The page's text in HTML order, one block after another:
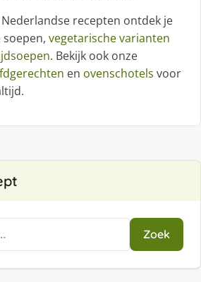
recepten ontdek je
vegetarische varianten
. Bekijk ook onze
en ovenschotels voor
Zoek